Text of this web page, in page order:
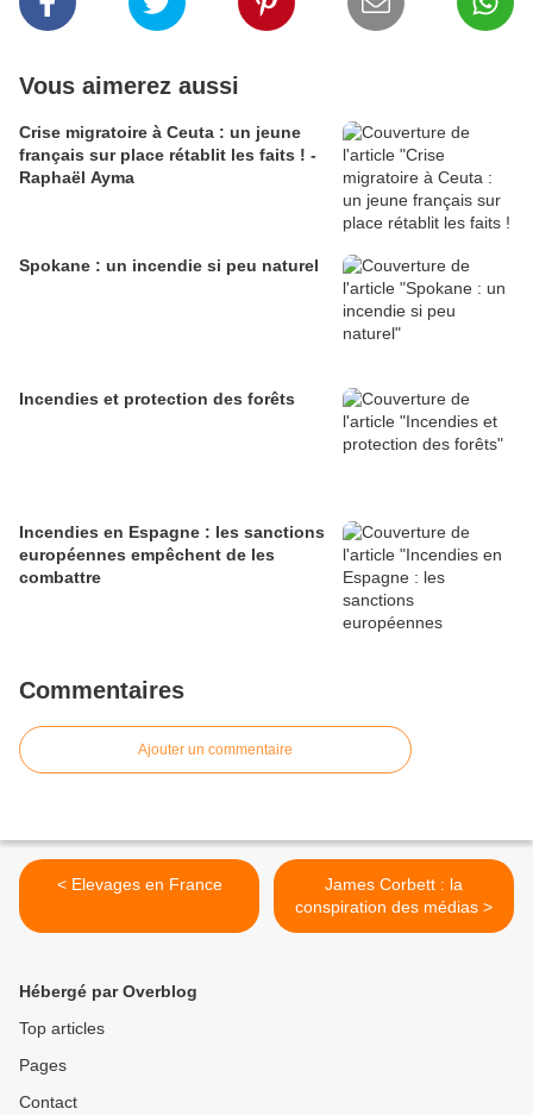
Vous aimerez aussi
Crise migratoire à Ceuta : un jeune
français sur place rétablit les faits ! -
Raphaël Ayma
Spokane : un incendie si peu naturel
Incendies et protection des forêts
Incendies en Espagne : les sanctions
européennes empêchent de les
combattre
Commentaires
Ajouter un commentaire
< Elevages en France
James Corbett : la
conspiration des médias >
Hébergé par Overblog
Top articles
Pages
Contact